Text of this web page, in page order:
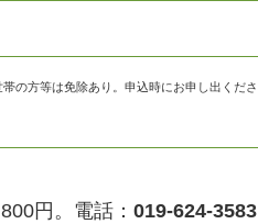
の方等は免除あり。申込時にお申し出くださ
円。電話： 019-624-3583